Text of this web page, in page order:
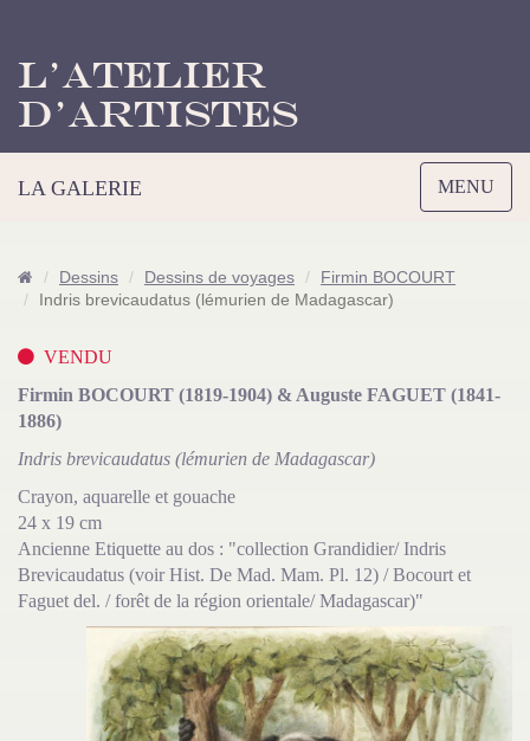
L’Atelier
d’Artistes
Toggle
navigation
MENU
LA GALERIE
Dessins Dessins de voyages
Firmin BOCOURT
Indris brevicaudatus (lémurien de Madagascar)
VENDU
Firmin BOCOURT (1819-1904) & Auguste FAGUET (1841-
1886)
Indris brevicaudatus (lémurien de Madagascar)
Crayon, aquarelle et gouache
24 x 19 cm
Ancienne Etiquette au dos : "collection Grandidier/ Indris
Brevicaudatus (voir Hist. De Mad. Mam. Pl. 12) / Bocourt et
Faguet del. / forêt de la région orientale/ Madagascar)"